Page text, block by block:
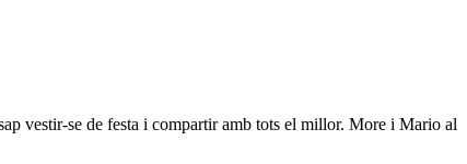
vestir-se de festa i compartir amb tots el millor. More i Mario al